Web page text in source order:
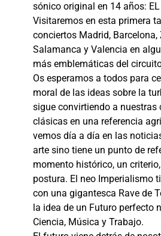
sónico original en 14 años: EL
Visitaremos en esta primera
conciertos Madrid, Barcelona,
Salamanca y Valencia en
más emblemáticas del
Os esperamos a todos para
moral de las ideas sobre la
sigue convirtiendo a nuestras
clásicas en una referencia
vemos día a día en las
arte sino tiene un punto de
momento histórico, un
postura. El neo Imperialismo
con una gigantesca Rave de
la idea de un Futuro perfecto
Ciencia, Música y Trabajo.